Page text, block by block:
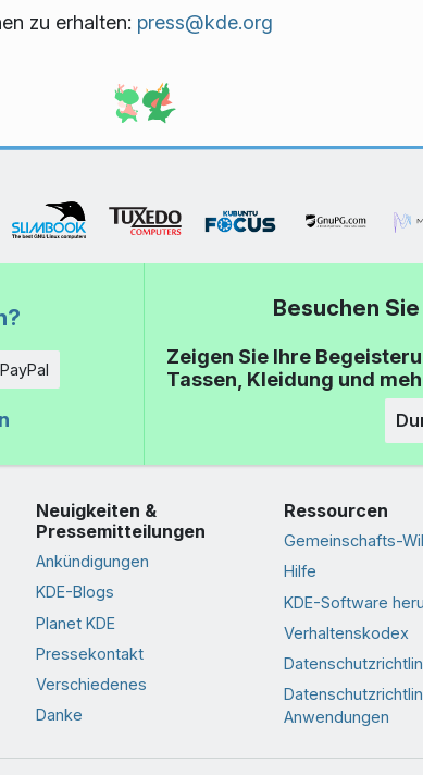
zu erhalten: press@kde.org
Besuchen
Zeigen Sie Ihre
Tassen, Kleidung und
Neuigkeiten &
Pressemitteilungen
Ankündigungen
KDE-Blogs
Planet KDE
Pressekontakt
Verschiedenes
Danke
Ressourcen
Gemeinschafts-
Hilfe
KDE-Software
Verhaltenskodex
Anwendungen